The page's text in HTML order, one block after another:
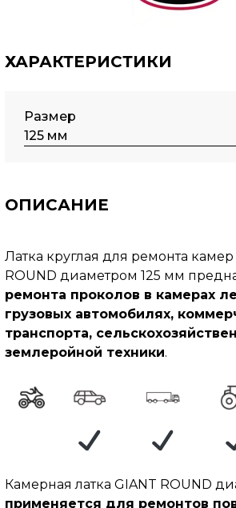
ХАРАКТЕРИСТИКИ
Размер
125 мм
ОПИСАНИЕ
Латка круглая для ремонта камер
ROUND диаметром 125 мм
ремонта проколов в камерах
грузовых автомобилях,
транспорта,
землеройной техники.
Камерная латка GIANT ROUND
применяется для ремонтов